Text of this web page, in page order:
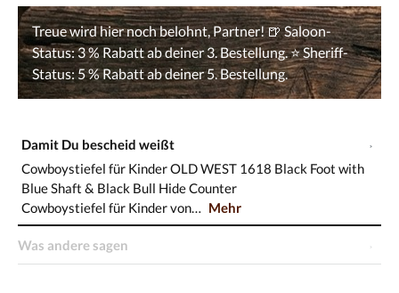
Damit Du bescheid weißt
Cowboystiefel für Kinder OLD WEST 1618 Black Foot with
Blue Shaft & Black Bull Hide Counter
Cowboystiefel für Kinder von…
Mehr
Was andere sagen